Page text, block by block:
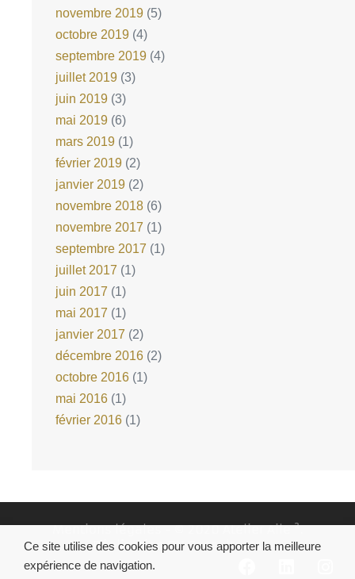
novembre 2019 (5)
octobre 2019 (4)
septembre 2019 (4)
juillet 2019 (3)
juin 2019 (3)
mai 2019 (6)
mars 2019 (1)
février 2019 (2)
janvier 2019 (2)
novembre 2018 (6)
novembre 2017 (1)
septembre 2017 (1)
juillet 2017 (1)
juin 2017 (1)
mai 2017 (1)
janvier 2017 (2)
décembre 2016 (2)
octobre 2016 (1)
mai 2016 (1)
février 2016 (1)
Mentions légales- © 2020 Atelier Aile ².
RéalisationDN Consultants
Ce site utilise des cookies pour vous apporter la meilleure
expérience de navigation.